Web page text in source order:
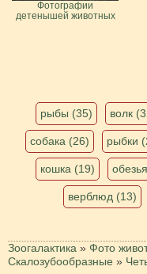
Фотографии
детенышей животных
рыбы (35) волк
собака (26) рыбки
кошка (19)
верблюд (13)
Зоогалактика » Фото
Скалозубообразные »